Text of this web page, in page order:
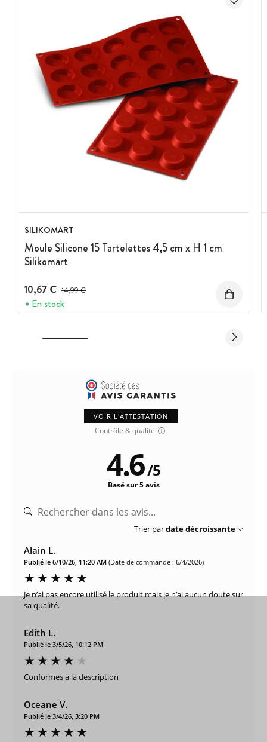
SILIKOMART
Moule Silicone 15 Tartelettes 4,5 cm x H 1 cm
Silikomart
10,67 € Prix avant réduction :
14,99 €
En stock
VOIR L'ATTESTATION
Contrôle & qualité
4.6/5
Basé sur 5 avis
Trier pardate décroissante
Alain L.
Publié le 6/10/26, 11:20 AM (Date de commande : 6/4/2026)
Je n’ai pas encore utilisé le produit mais je n’ai aucun doute sur
sa qualité.
Edith L.
Publié le 3/5/26, 10:12 PM
Conformes à la description
Oceane V.
Publié le 3/4/26, 3:20 PM